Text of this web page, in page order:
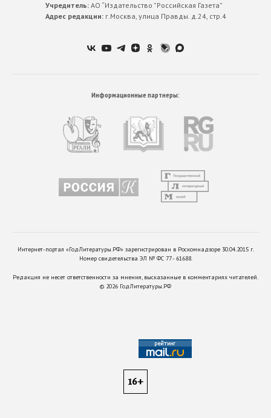
Учредитель:АО “Издательство ”Российская Газета”
Адрес редакции:г.Москва, улица Правды. д.24, стр.4
Информационные партнеры:
Интернет-портал «ГодЛитературы.РФ» зарегистрирован в Роскомнадзоре 30.04.2015 г.
Номер свидетельства ЭЛ № ФС 77 - 61688.
Редакция не несет ответственности за мнения, высказанные в комментариях читателей.
© 2026 ГодЛитературы.РФ
16+